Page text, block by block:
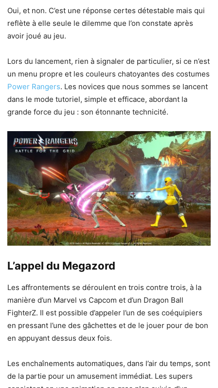
Oui, et non. C’est une réponse certes détestable mais qui
reflète à elle seule le dilemme que l’on constate après
avoir joué au jeu.
Lors du lancement, rien à signaler de particulier, si ce n’est
un menu propre et les couleurs chatoyantes des costumes
Power Rangers. Les novices que nous sommes se lancent
dans le mode tutoriel, simple et efficace, abordant la
grande force du jeu : son étonnante technicité.
L’appel du Megazord
Les affrontements se déroulent en trois contre trois, à la
manière d’un Marvel vs Capcom et d’un Dragon Ball
FighterZ. Il est possible d’appeler l’un de ses coéquipiers
en pressant l’une des gâchettes et de le jouer pour de bon
en appuyant dessus deux fois.
Les enchaînements automatiques, dans l’air du temps, sont
de la partie pour un amusement immédiat. Les supers